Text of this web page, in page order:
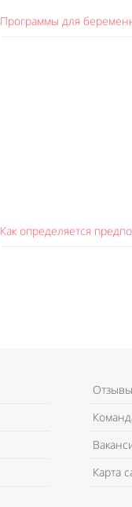
Программы для
Как определяется
Карта